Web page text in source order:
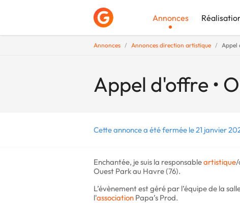
Annonces
Annonces Annonces direction artistique Appel
Appel d'offre •
Cette annonce a été fermée le 21 janvier
Enchantée, je suis la responsableartistique/
Ouest Park au Havre (76).
L’évènement est géré par l’équipe de la
l'association Papa’s Prod.